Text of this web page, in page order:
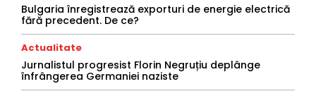
Bulgaria înregistrează exporturi de energie electrică
fără precedent. De ce?
Actualitate
Jurnalistul progresist Florin Negruțiu deplânge
înfrângerea Germaniei naziste